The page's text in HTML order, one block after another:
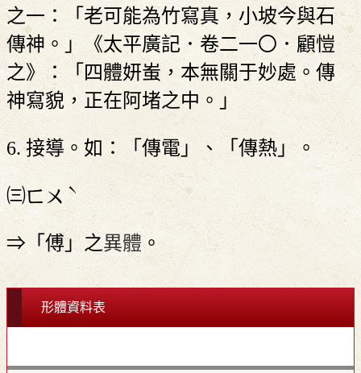
之一：「老可能為竹寫真，小坡今與石
傳神。」《太平廣記．卷二一〇．顧愷
之》：「四體妍蚩，本無關于妙處。傳
神寫貌，正在阿堵之中。」
6. 接導。如：「傳電」、「傳熱」。
㈢ㄈㄨ ˋ
⇒「傅」之異體。
形體資料表